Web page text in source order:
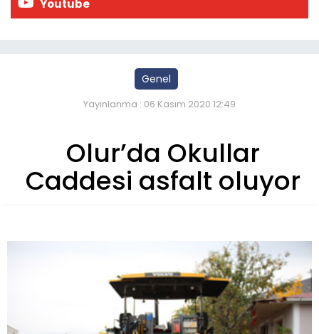
Youtube
Genel
Yayınlanma : 06 Kasım 2020 12:49
Olur’da Okullar
Caddesi asfalt oluyor